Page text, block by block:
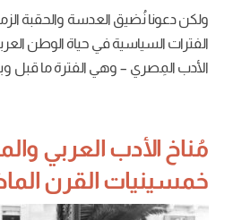
ولكن دعونا نُضيق العدسة والحقبة
الفترات السياسية في حياة الوطن
الأدب المِصري – وهي الفترة ما قبل وبعد
مُناخ الأدب العربي
خمسينيات القرن